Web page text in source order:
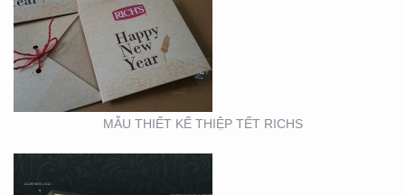
MẪU THIẾT KẾ THIỆP TẾT RICHS
BOOTH TRIỂN LÃM
ACME (HỘI CHỢ VIFA)